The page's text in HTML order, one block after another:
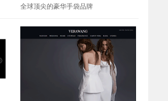
全球顶尖的豪华手袋品牌